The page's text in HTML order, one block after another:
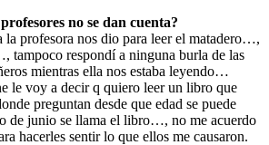
no se dan cuenta?
profesora nos dio para leer el matadero…,
tampoco respondí a ninguna burla de las
mientras ella nos estaba leyendo…
le voy a decir q quiero leer un libro que
preguntan desde que edad se puede
de junio se llama el libro…, no me acuerdo
hacerles sentir lo que ellos me causaron.